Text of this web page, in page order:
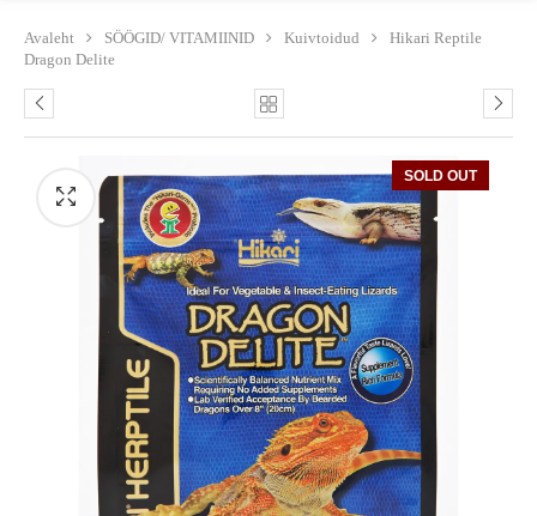
Avaleht SÖÖGID/ VITAMIINID Kuivtoidud
Hikari Reptile
Dragon Delite
SOLD OUT